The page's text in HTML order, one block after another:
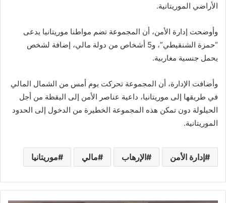
الأراضي الموريتانية.
وأوضحت إدارة الأمن، أن المجموعة تضم مواطنا موريتانيا يدعى
“حمزة الشنقيطي”، و5 أشخاص من دولة مالي، إضافة لشخص
يحمل جنسية مغاربية.
وأضافت الإدارة، أن المجموعة تحركت يوم أمس من الشمال المالي
في طريقها إلى موريتانيا، داعية عناصر الأمن إلى اليقظة من أجل
الحيلولة دون تمكن هذه المجموعة الخطيرة من الدخول إلى الحدود
الموريتانية.
إدارة الأمن الإرهاب مالي موريتانيا